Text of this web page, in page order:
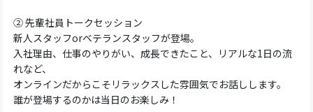
② 先輩社員トークセッション
新人スタッフorベテランスタッフが登場。
入社理由、仕事のやりがい、成長できたこと、リアルな1日の流
れなど、
オンラインだからこそリラックスした雰囲気でお話しします。
誰が登場するのかは当日のお楽しみ！